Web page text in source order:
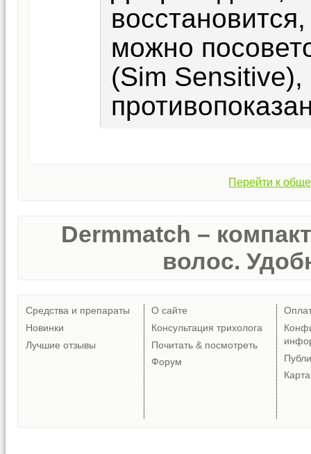
можно
(Sim
Перейти к
Dermmatch –
волос.
Средства и препараты
Новинки
Лучшие отзывы
О сайте
Консультация трихолога
Почитать & посмотреть
Форум